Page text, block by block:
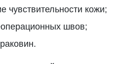
чувствительности кожи;
швов;